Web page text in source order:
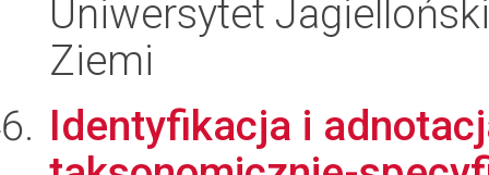
Uniwersytet
Ziemi
Identyfikacja i